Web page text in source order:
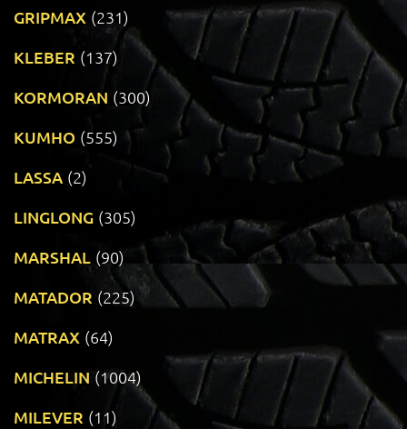
GRIPMAX (231)
KLEBER (137)
KORMORAN (300)
KUMHO (555)
LASSA (2)
LINGLONG (305)
MARSHAL (90)
MATADOR (225)
MATRAX (64)
MICHELIN (1004)
MILEVER (11)